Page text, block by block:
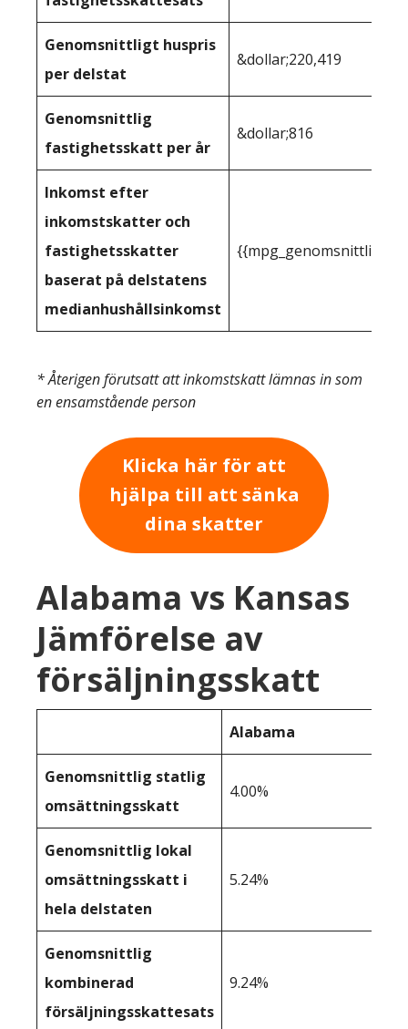
Genomsnittligt huspris
per delstat
&dollar;220,419
Genomsnittlig
fastighetsskatt per år
&dollar;816
Inkomst efter
inkomstskatter och
fastighetsskatter
baserat på delstatens
medianhushållsinkomst
* Återigen förutsatt att inkomstskatt lämnas in som
en ensamstående person
Klicka här för att
hjälpa till att sänka
dina skatter
Alabama vs Kansas
Jämförelse av
försäljningsskatt
Alabama
Genomsnittlig statlig
omsättningsskatt
4.00%
Genomsnittlig lokal
omsättningsskatt i
hela delstaten
5.24%
Genomsnittlig
kombinerad
försäljningsskattesats
9.24%